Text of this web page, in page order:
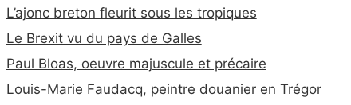
L’ajonc breton fleurit sous les tropiques
Le Brexit vu du pays de Galles
Paul Bloas, oeuvre majuscule et précaire
Louis-Marie Faudacq, peintre douanier en Trégor